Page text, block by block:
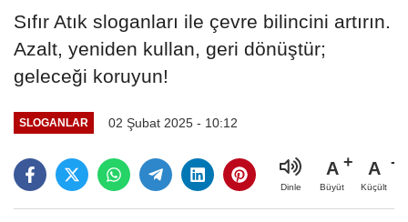
Sıfır Atık sloganları ile çevre bilincini artırın.
Azalt, yeniden kullan, geri dönüştür;
geleceği koruyun!
SLOGANLAR 02 Şubat 2025 - 10:12
Dinle
A
Büyüt
A
Küçült